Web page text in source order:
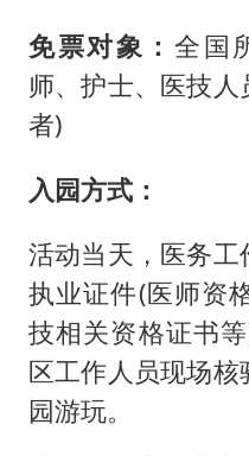
免票对象：全国
师、护士、医技
者)
入园方式：
活动当天，医务
执业证件(医师资
技相关资格证书
区工作人员现场
园游玩。